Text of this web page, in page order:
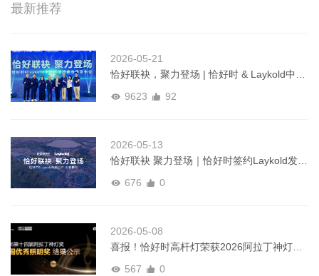
最新推荐
2026-05-21
恰好联袂，聚力登场 | 恰好时 & Laykold中国
9623 92
2026-05-13
恰好联袂 聚力登场｜恰好时签约Laykold发布
676 0
2026-05-08
喜报！恰好时高杆灯荣获2026阿拉丁神灯奖
567 0